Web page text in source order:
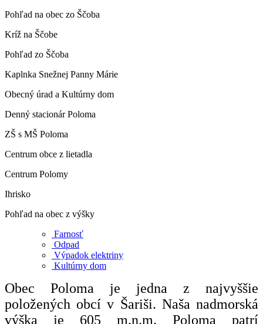
Pohľad na obec zo Ščoba
Kríž na Ščobe
Pohľad zo Ščoba
Kaplnka Snežnej Panny Márie
Obecný úrad a Kultúrny dom
Denný stacionár Poloma
ZŠ s MŠ Poloma
Centrum obce z lietadla
Centrum Polomy
Ihrisko
Pohľad na obec z výšky
Farnosť
Odpad
Výpadok elektriny
Kultúrny dom
Obec Poloma je jedna z najvyššie
položených obcí v Šariši. Naša nadmorská
výška je 605 m.n.m. Poloma patrí